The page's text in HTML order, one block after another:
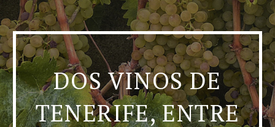
DOS VINOS DE
TENERIFE, ENTRE